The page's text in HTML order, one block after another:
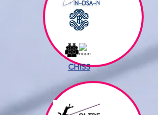
CHISS